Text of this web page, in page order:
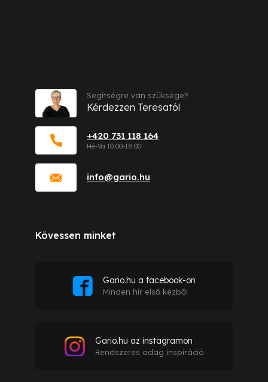
info@gario.hu
+420 731 118 164
Segítségre van szüksége?
Kérdezzen Teresatól
Kövessen minket
Gario.hu a facebook-on
Minden hír első kézből
Gario.hu az instagramon
Rendszeres adag inspiráció